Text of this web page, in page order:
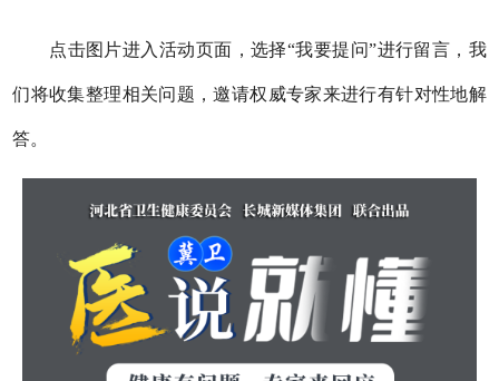
点击图片进入活动页面，选择“我要提问”进行留言，我
们将收集整理相关问题，邀请权威专家来进行有针对性地解
答。